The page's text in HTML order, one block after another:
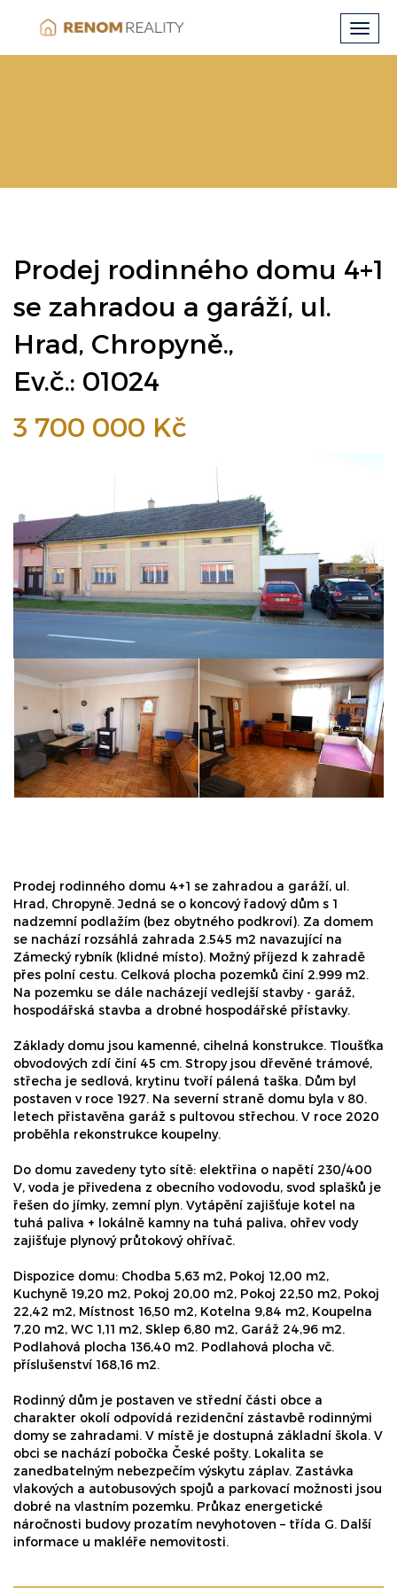
Prodej rodinného domu 4+1
se zahradou a garáží, ul.
Hrad, Chropyně.,
Ev.č.: 01024
3 700 000 Kč
Prodej rodinného domu 4+1 se zahradou a garáží, ul.
Hrad, Chropyně. Jedná se o koncový řadový dům s 1
nadzemní podlažím (bez obytného podkroví). Za domem
se nachází rozsáhlá zahrada 2.545 m2 navazující na
Zámecký rybník (klidné místo). Možný příjezd k zahradě
přes polní cestu. Celková plocha pozemků činí 2.999 m2.
Na pozemku se dále nacházejí vedlejší stavby - garáž,
hospodářská stavba a drobné hospodářské přístavky.
Základy domu jsou kamenné, cihelná konstrukce. Tloušťka
obvodových zdí činí 45 cm. Stropy jsou dřevěné trámové,
střecha je sedlová, krytinu tvoří pálená taška. Dům byl
postaven v roce 1927. Na severní straně domu byla v 80.
letech přistavěna garáž s pultovou střechou. V roce 2020
proběhla rekonstrukce koupelny.
Do domu zavedeny tyto sítě: elektřina o napětí 230/400
V, voda je přivedena z obecního vodovodu, svod splašků je
řešen do jímky, zemní plyn. Vytápění zajišťuje kotel na
tuhá paliva + lokálně kamny na tuhá paliva, ohřev vody
zajišťuje plynový průtokový ohřívač.
Dispozice domu: Chodba 5,63 m2, Pokoj 12,00 m2,
Kuchyně 19,20 m2, Pokoj 20,00 m2, Pokoj 22,50 m2, Pokoj
22,42 m2, Místnost 16,50 m2, Kotelna 9,84 m2, Koupelna
7,20 m2, WC 1,11 m2, Sklep 6,80 m2, Garáž 24,96 m2.
Podlahová plocha 136,40 m2. Podlahová plocha vč.
příslušenství 168,16 m2.
Rodinný dům je postaven ve střední části obce a
charakter okolí odpovídá rezidenční zástavbě rodinnými
domy se zahradami. V místě je dostupná základní škola. V
obci se nachází pobočka České pošty. Lokalita se
zanedbatelným nebezpečím výskytu záplav. Zastávka
vlakových a autobusových spojů a parkovací možnosti jsou
dobré na vlastním pozemku. Průkaz energetické
náročnosti budovy prozatím nevyhotoven – třída G. Další
informace u makléře nemovitosti.